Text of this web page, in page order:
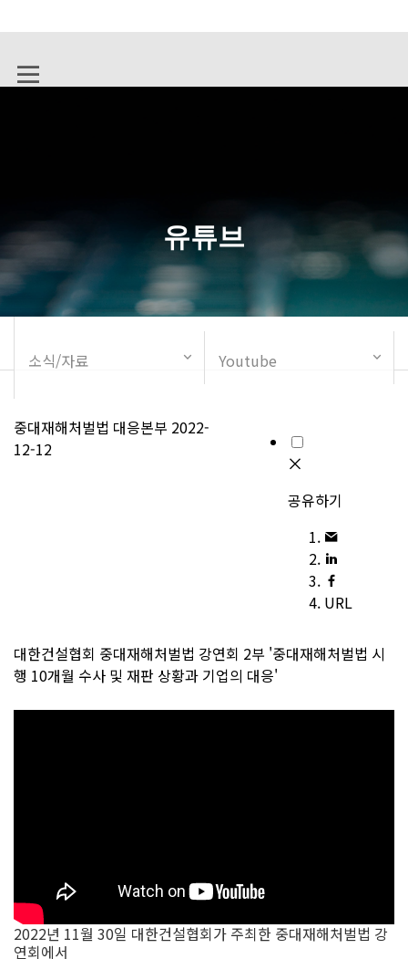
유튜브
소식/자료 Youtube
중대재해처벌법 대응본부 2022-
12-12
공유하기
URL
대한건설협회 중대재해처벌법 강연회 2부 '중대재해처벌법 시
행 10개월 수사 및 재판 상황과 기업의 대응'
2022년 11월 30일 대한건설협회가 주최한 중대재해처벌법 강
연회에서